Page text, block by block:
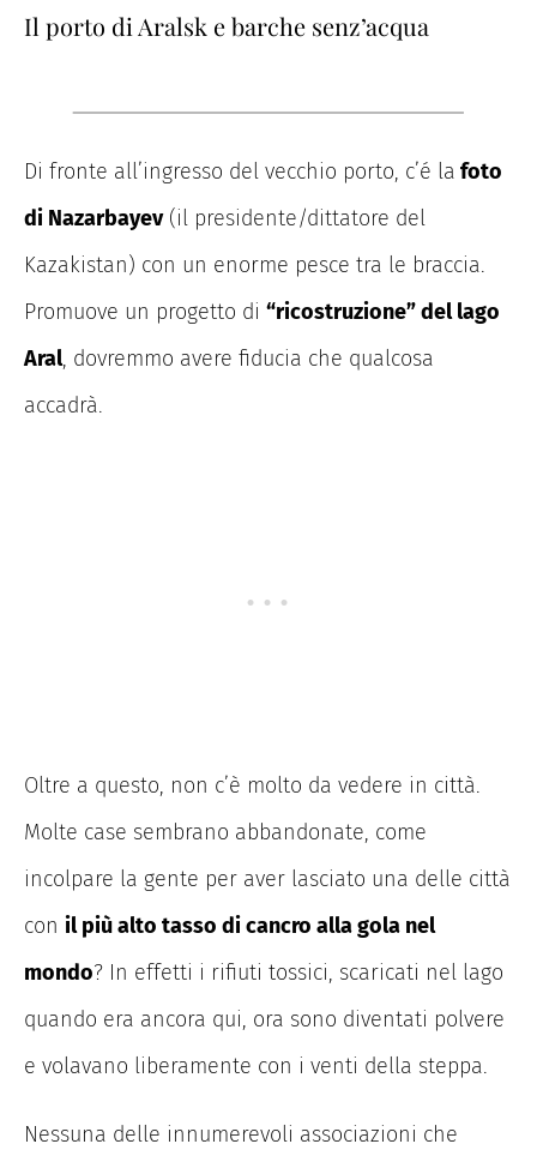
Il porto di Aralsk e barche senz’acqua
Di fronte all’ingresso del vecchio porto, c’é la foto
di Nazarbayev(il presidente/dittatore del
Kazakistan) con un enorme pesce tra le braccia.
Promuove un progetto di “ricostruzione” del lago
Aral, dovremmo avere fiducia che qualcosa
accadrà.
Oltre a questo, non c’è molto da vedere in città.
Molte case sembrano abbandonate, come
incolpare la gente per aver lasciato una delle città
con il più alto tasso di cancro alla gola nel
mondo? In effetti i rifiuti tossici, scaricati nel lago
quando era ancora qui, ora sono diventati polvere
e volavano liberamente con i venti della steppa.
Nessuna delle innumerevoli associazioni che